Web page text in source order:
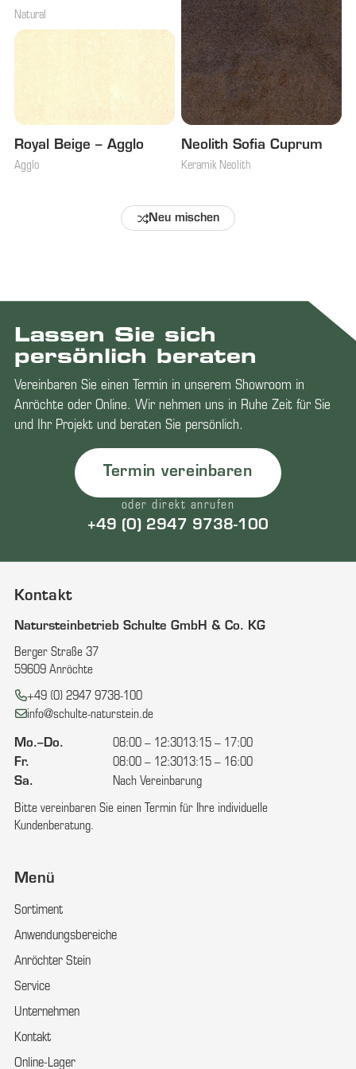
Natural
Neolith Sofia Cuprum
Keramik Neolith
Royal Beige – Agglo
Agglo
Neu mischen
Lassen Sie sich
persönlich beraten
Vereinbaren Sie einen Termin in unserem Showroom in
Anröchte oder Online. Wir nehmen uns in Ruhe Zeit für Sie
und Ihr Projekt und beraten Sie persönlich.
Termin vereinbaren
oder direkt anrufen
+49 (0) 2947 9738-100
Kontakt
Natursteinbetrieb Schulte GmbH & Co. KG
Berger Straße 37
59609 Anröchte
Telefon:
+49 (0) 2947 9738-100
E-Mail:
info@schulte-naturstein.de
Mo.–Do. 08:00 – 12:3013:15 – 17:00
Fr.
08:00 – 12:3013:15 – 16:00
Sa.
Nach Vereinbarung
Bitte vereinbaren Sie einen Termin für Ihre individuelle
Kundenberatung.
Menü
Sortiment
Anwendungsbereiche
Anröchter Stein
Service
Unternehmen
Kontakt
Online-Lager